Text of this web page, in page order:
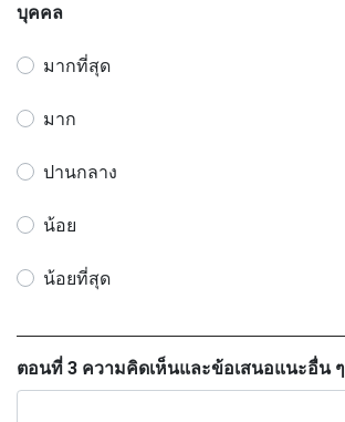
บุคคล
มากที่สุด
มาก
ปานกลาง
น้อย
น้อยที่สุด
ตอนที่ 3 ความคิดเห็นและข้อเสนอแนะอื่น ๆ